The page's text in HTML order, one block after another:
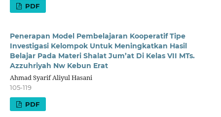
PDF
Penerapan Model Pembelajaran Kooperatif Tipe
Investigasi Kelompok Untuk Meningkatkan Hasil
Belajar Pada Materi Shalat Jum’at Di Kelas VII MTs.
Azzuhriyah Nw Kebun Erat
Ahmad Syarif Aliyul Hasani
105-119
PDF